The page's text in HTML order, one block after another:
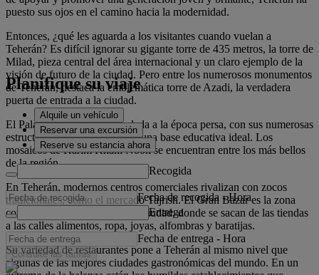
puesto sus ojos en el camino hacia la modernidad.
Entonces, ¿qué les aguarda a los visitantes cuando vuelan a
Teherán? Es difícil ignorar su gigante torre de 435 metros, la torre de
Milad, pieza central del área internacional y un claro ejemplo de la
visión de futuro de la ciudad. Pero entre los numerosos monumentos
de Teherán, destaca la emblemática torre de Azadi, la verdadera
puerta de entrada a la ciudad.
El Palacio Golestan nos traslada a la época persa, con sus numerosas
estructuras, que proporcionan una base educativa ideal. Los
mosaicos de Karim Khani Nook se encuentran entre los más bellos
de la región.
En Teherán, modernos centros comerciales rivalizan con zocos
tradicionales, como el mercado Tajrish. El Gran Bazar es la zona
comercial más transitada de la ciudad, donde se sacan de las tiendas
a las calles alimentos, ropa, joyas, alfombras y baratijas.
Su variedad de restaurantes pone a Teherán al mismo nivel que
algunas de las mejores ciudades gastronómicas del mundo. En un
Planifique su viaje
Alquile un vehículo
Reservar una excursión
Reserve su estancia ahora
Recogida
Fecha de recogida - Hora
Entrega
Fecha de entrega - Hora
Consulte las tarifas